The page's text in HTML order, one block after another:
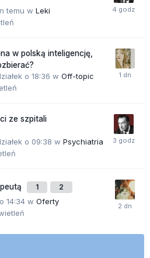
temu w Leki
w polską inteligencję,
o 18:36 w Off-topic
ze szpitali
o 09:38 w Psychiatria
1 2
14:34 w Oferty